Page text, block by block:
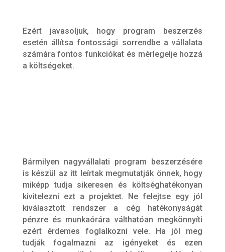
Ezért javasoljuk, hogy program beszerzés
esetén állítsa fontossági sorrendbe a vállalata
számára fontos funkciókat és mérlegelje hozzá
a költségeket.
Bármilyen nagyvállalati program beszerzésére
is készül az itt leírtak megmutatják önnek, hogy
miképp tudja sikeresen és költséghatékonyan
kivitelezni ezt a projektet. Ne felejtse egy jól
kiválasztott rendszer a cég hatékonyságát
pénzre és munkaórára válthatóan megkönnyíti
ezért érdemes foglalkozni vele. Ha jól meg
tudják fogalmazni az igényeket és ezen